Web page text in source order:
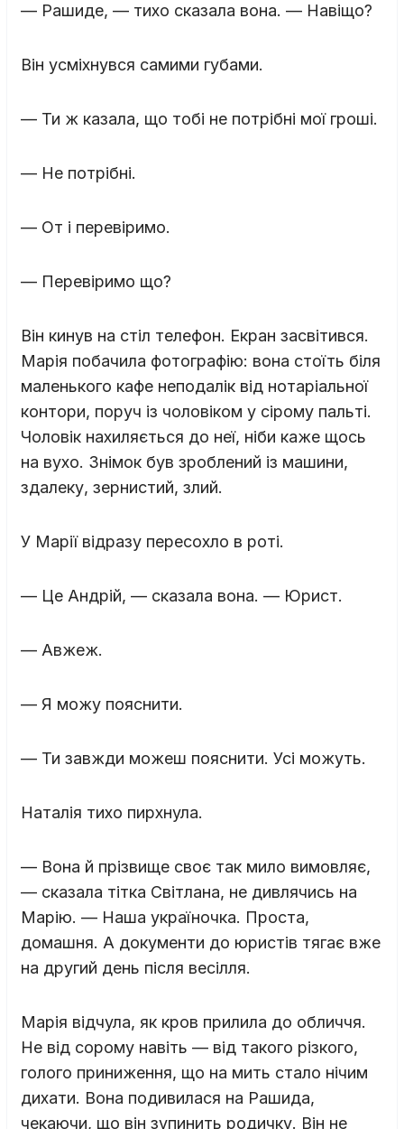
— Рашиде, — тихо сказала вона. — Навіщо?
Він усміхнувся самими губами.
— Ти ж казала, що тобі не потрібні мої гроші.
— Не потрібні.
— От і перевіримо.
— Перевіримо що?
Він кинув на стіл телефон. Екран засвітився.
Марія побачила фотографію: вона стоїть біля
маленького кафе неподалік від нотаріальної
контори, поруч із чоловіком у сірому пальті.
Чоловік нахиляється до неї, ніби каже щось
на вухо. Знімок був зроблений із машини,
здалеку, зернистий, злий.
У Марії відразу пересохло в роті.
— Це Андрій, — сказала вона. — Юрист.
— Авжеж.
— Я можу пояснити.
— Ти завжди можеш пояснити. Усі можуть.
Наталія тихо пирхнула.
— Вона й прізвище своє так мило вимовляє,
— сказала тітка Світлана, не дивлячись на
Марію. — Наша україночка. Проста,
домашня. А документи до юристів тягає вже
на другий день після весілля.
Марія відчула, як кров прилила до обличчя.
Не від сорому навіть — від такого різкого,
голого приниження, що на мить стало нічим
дихати. Вона подивилася на Рашида,
чекаючи, що він зупинить родичку. Він не